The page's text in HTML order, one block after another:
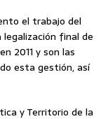
el trabajo del
final de
2011 y son las
esta gestión, así
y Territorio de la